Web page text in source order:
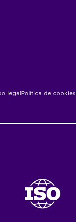
legal Política de cookies